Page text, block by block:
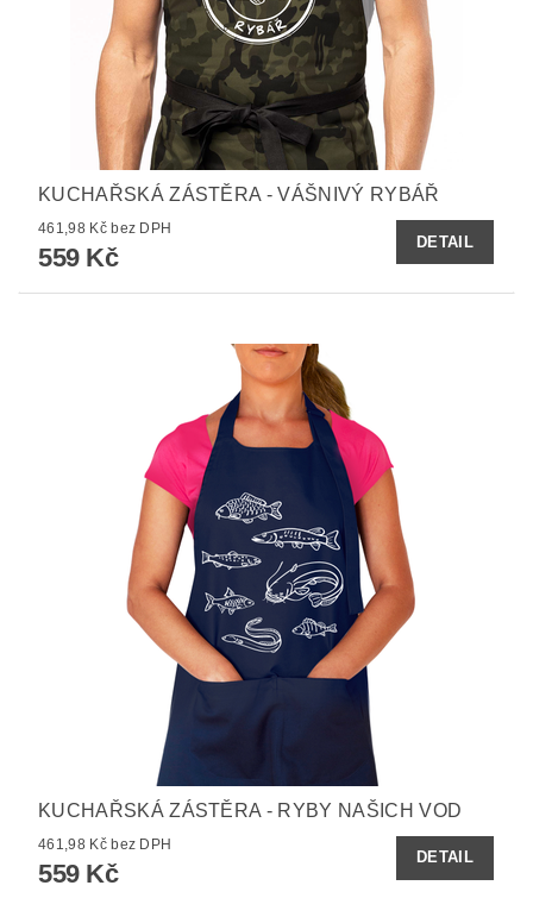
KUCHAŘSKÁ ZÁSTĚRA - VÁŠNIVÝ RYBÁŘ
461,98 Kč bez DPH
559 Kč
DETAIL
KUCHAŘSKÁ ZÁSTĚRA - RYBY NAŠICH VOD
461,98 Kč bez DPH
559 Kč
DETAIL